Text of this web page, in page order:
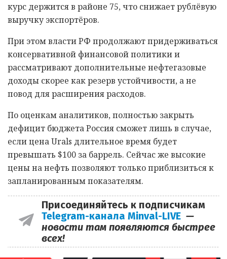
курс держится в районе 75, что снижает рублёвую
выручку экспортёров.
При этом власти РФ продолжают придерживаться
консервативной финансовой политики и
рассматривают дополнительные нефтегазовые
доходы скорее как резерв устойчивости, а не
повод для расширения расходов.
По оценкам аналитиков, полностью закрыть
дефицит бюджета Россия сможет лишь в случае,
если цена Urals длительное время будет
превышать $100 за баррель. Сейчас же высокие
цены на нефть позволяют только приблизиться к
запланированным показателям.
Присоединяйтесь к подписчикам
Telegram-канала Minval-LIVE —
новости там появляются быстрее
всех!